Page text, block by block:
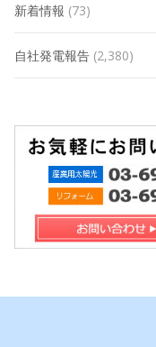
新着情報 (73)
自社発電報告 (2,380)